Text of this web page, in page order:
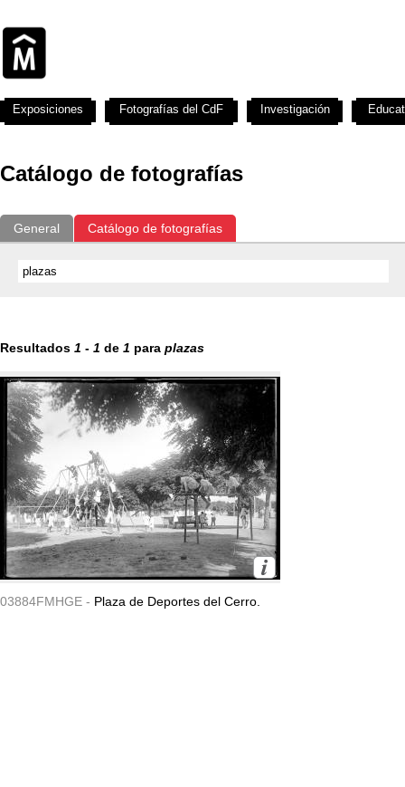
Catálogo de fotografías
General Catálogo de fotografías
Resultados 1 - 1 de 1 para plazas
03884FMHGE - Plaza de Deportes del Cerro.
Exposiciones Fotografías del CdF Investigación